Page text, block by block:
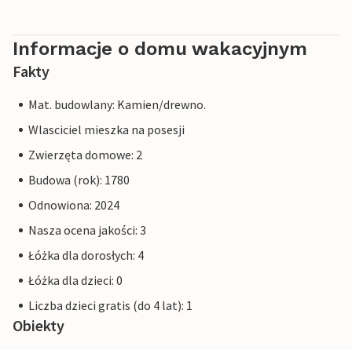
Informacje o domu wakacyjnym
Fakty
Mat. budowlany: Kamien/drewno.
Wlasciciel mieszka na posesji
Zwierzęta domowe: 2
Budowa (rok): 1780
Odnowiona: 2024
Nasza ocena jakości: 3
Łóżka dla dorosłych: 4
Łóżka dla dzieci: 0
Liczba dzieci gratis (do 4 lat): 1
Obiekty